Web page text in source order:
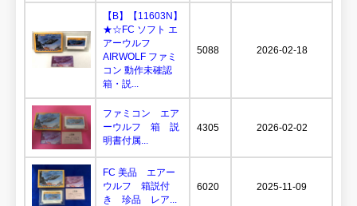
【B】【11603N】
★☆FC ソフト エ
アーウルフ
AIRWOLF ファミ
コン 動作未確認
箱・説...
5088 2026-02-18
ファミコン エア
ーウルフ 箱 説
明書付属...
4305 2026-02-02
FC 美品 エアー
ウルフ 箱説付
き 珍品 レア...
6020 2025-11-09